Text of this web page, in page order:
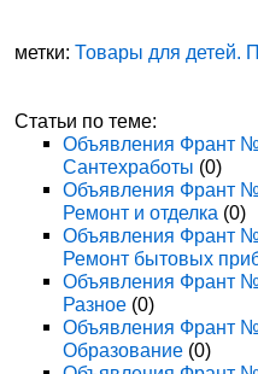
метки:Товары для детей.
Статьи по теме:
Объявления Франт
Сантехработы (0)
Объявления Франт
Ремонт и отделка (0)
Объявления Франт
Ремонт бытовых
Объявления Франт
Разное (0)
Объявления Франт
Образование (0)